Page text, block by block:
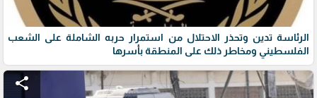
الرئاسة تدين وتحذر الاحتلال من استمرار حربه الشاملة على الشعب
الفلسطيني ومخاطر ذلك على المنطقة بأسرها
share